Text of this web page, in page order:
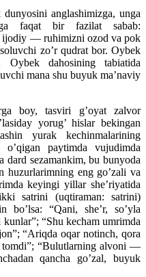
anglashimizga, unga
faqat bir fazilat sabab:
ijodiy — ruhimizni ozod va pok
zo’r qudrat bor. Oybek
Oybek dahosining tabiatida
mana shu buyuk ma’naviy
boy, tasviri g’oyat zalvor
yorug’ hislar bekingan
yurak kechinmalarining
paytimda vujudimda
dard sezamankim, bu bunyoda
huzurlarimning eng go’zali va
keyingi yillar she’riyatida
satrini (uqtiraman: satrini)
bo’lsa: “Qani, she’r, so’yla
kunlar”; “Shu kecham umrimda
“Ariqda oqar notinch, qora
tomdi”; “Bulutlarning alvoni —
qancha go’zal, buyuk